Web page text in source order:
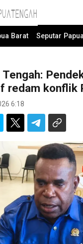
Barat Seputar
Tengah:
redam konflik
6:18